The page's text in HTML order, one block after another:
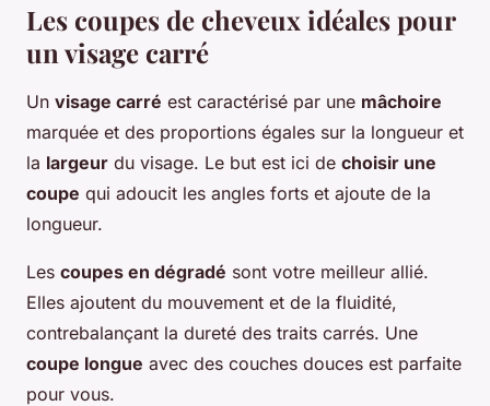
Les coupes de cheveux idéales pour
un visage carré
Un visage carré est caractérisé par une mâchoire
marquée et des proportions égales sur la longueur et
la largeur du visage. Le but est ici de choisir une
coupe qui adoucit les angles forts et ajoute de la
longueur.
Les coupes en dégradé sont votre meilleur allié.
Elles ajoutent du mouvement et de la fluidité,
contrebalançant la dureté des traits carrés. Une
coupe longue avec des couches douces est parfaite
pour vous.